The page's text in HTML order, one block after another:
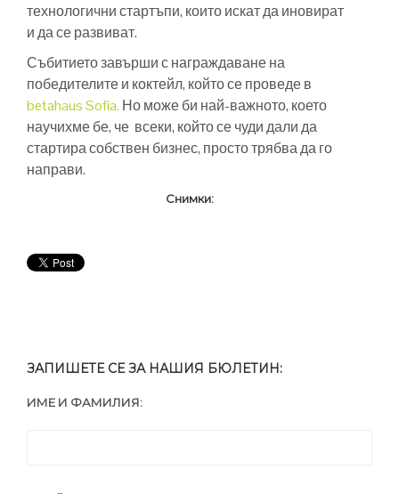
технологични стартъпи, които искат да иновират
и да се развиват.
Събитието завърши с награждаване на
победителите и коктейл, който се проведе в
betahaus Sofia. Но може би най-важното, което
научихме бе, че всеки, който се чуди дали да
стартира собствен бизнес, просто трябва да го
направи.
Снимки:
ЗАПИШЕТЕ СЕ ЗА НАШИЯ БЮЛЕТИН:
ИМЕ И ФАМИЛИЯ: